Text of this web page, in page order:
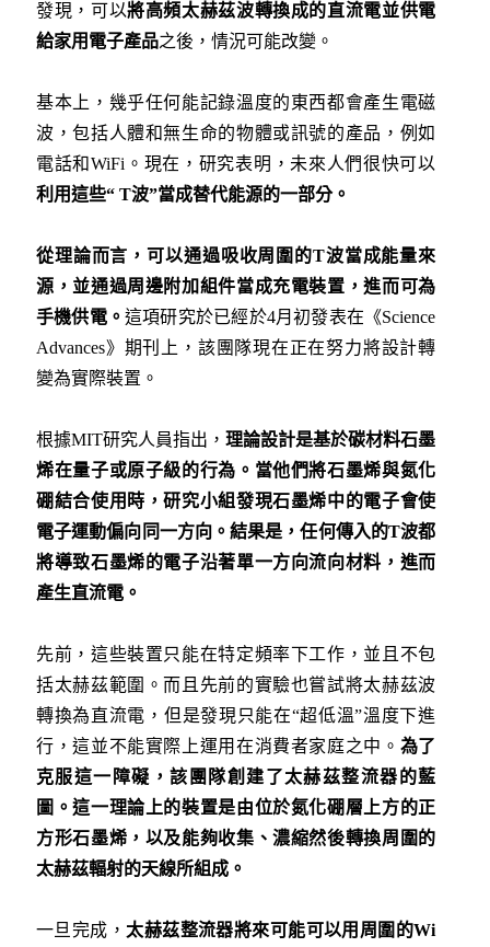
發現，可以將高頻太赫茲波轉換成的直流電並供電
給家用電子產品之後，情況可能改變。
基本上，幾乎任何能記錄溫度的東西都會產生電磁
波，包括人體和無生命的物體或訊號的產品，例如
電話和WiFi。現在，研究表明，未來人們很快可以
利用這些“ T波”當成替代能源的一部分。
從理論而言，可以通過吸收周圍的T波當成能量來
源，並通過周邊附加組件當成充電裝置，進而可為
手機供電。這項研究於已經於4月初發表在《Science
Advances》期刊上，該團隊現在正在努力將設計轉
變為實際裝置。
根據MIT研究人員指出，理論設計是基於碳材料石墨
烯在量子或原子級的行為。當他們將石墨烯與氮化
硼結合使用時，研究小組發現石墨烯中的電子會使
電子運動偏向同一方向。結果是，任何傳入的T波都
將導致石墨烯的電子沿著單一方向流向材料，進而
產生直流電。
先前，這些裝置只能在特定頻率下工作，並且不包
括太赫茲範圍。而且先前的實驗也嘗試將太赫茲波
轉換為直流電，但是發現只能在“超低溫”溫度下進
行，這並不能實際上運用在消費者家庭之中。 為了
克服這一障礙，該團隊創建了太赫茲整流器的藍
圖。這一理論上的裝置是由位於氮化硼層上方的正
方形石墨烯，以及能夠收集、濃縮然後轉換周圍的
太赫茲輻射的天線所組成。
一旦完成， 太赫茲整流器將來可能可以用周圍的Wi